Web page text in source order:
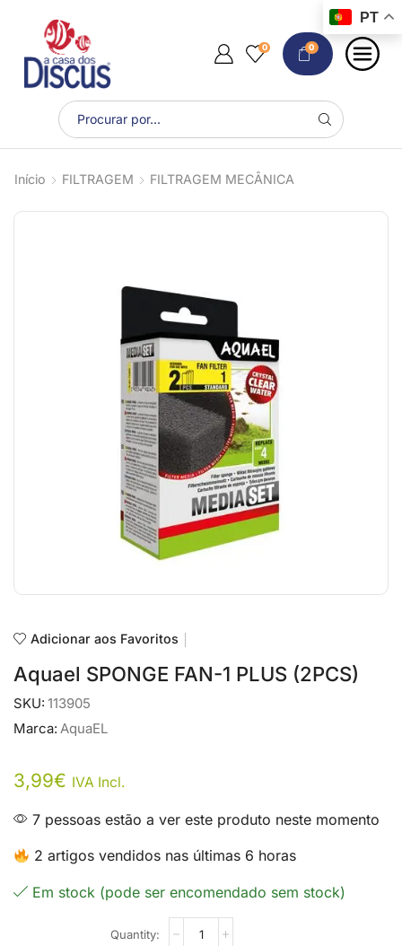
0 0
Início FILTRAGEM FILTRAGEM MECÂNICA
Adicionar aos Favoritos
Aquael SPONGE FAN-1 PLUS (2PCS)
SKU: 113905
Marca: AquaEL
3,99€ IVA Incl.
7 pessoas estão a ver este produto neste momento
2 artigos vendidos nas últimas 6 horas
Em stock (pode ser encomendado sem stock)
PT